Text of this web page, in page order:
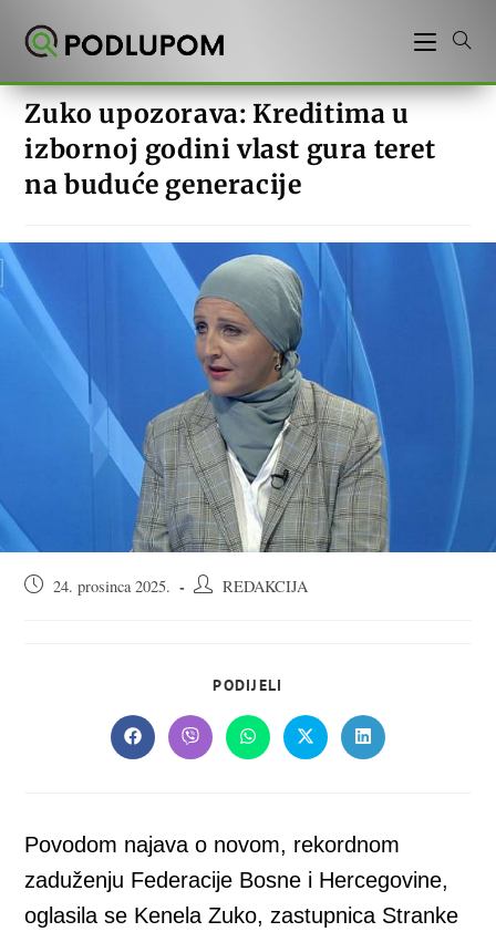
Zuko upozorava: Kreditima u
izbornoj godini vlast gura teret
na buduće generacije
Objava24. prosinca 2025.
AutorREDAKCIJA
PODIJELI
CONTENT
Opens
in
Opens
in
Opens
in
Opens
in
Opens
in
Povodom najava o novom, rekordnom
zaduženju Federacije Bosne i Hercegovine,
oglasila se Kenela Zuko, zastupnica Stranke